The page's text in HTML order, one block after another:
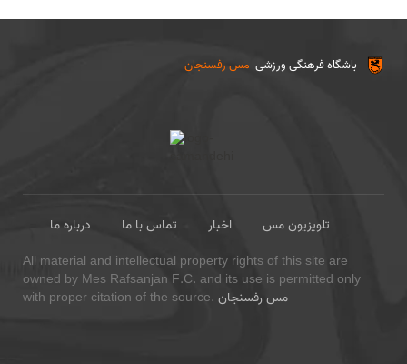
مس رفسنجان باشگاه فرهنگی ورزشی
درباره ما تماس با ما اخبار
تلویزیون مس
All material and intellectual property rights of this site are
owned by Mes Rafsanjan F.C. and its use is permitted only
with proper citation of the source. مس رفسنجان